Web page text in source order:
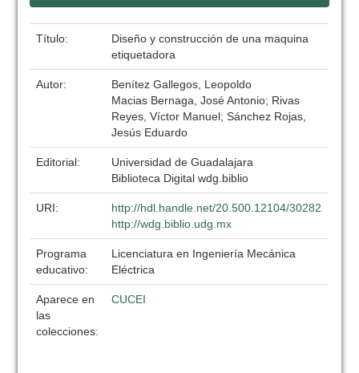
Título:
Diseño y construcción de una maquina
etiquetadora
Autor:
Benítez Gallegos, Leopoldo
Macias Bernaga, José Antonio; Rivas
Reyes, Víctor Manuel; Sánchez Rojas,
Jesús Eduardo
Editorial:
Universidad de Guadalajara
Biblioteca Digital wdg.biblio
URI:
http://hdl.handle.net/20.500.12104/30282
http://wdg.biblio.udg.mx
Programa
educativo:
Licenciatura en Ingeniería Mecánica
Eléctrica
Aparece en
las
colecciones:
CUCEI